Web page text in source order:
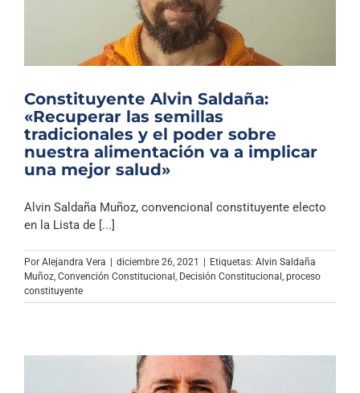
Constituyente Alvin Saldaña:
«Recuperar las semillas
tradicionales y el poder sobre
nuestra alimentación va a implicar
una mejor salud»
Alvin Saldaña Muñoz, convencional constituyente electo
en la Lista de [...]
Por Alejandra Vera diciembre 26, 2021 Etiquetas: Alvin Saldaña
Muñoz, Convención Constitucional , Decisión Constitucional , proceso
constituyente